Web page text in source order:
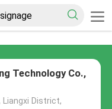
Technology Co.,
Liangxi District,